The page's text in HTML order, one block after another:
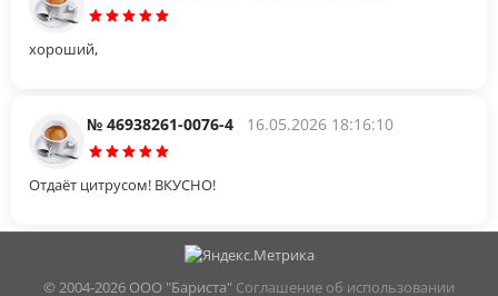
хороший,
№ 46938261-0076-4 16.05.2026 18:16:10
Отдаёт цитрусом! ВКУСНО!
© 2004-2026 ООО "Бариста" Соглашение об использовании